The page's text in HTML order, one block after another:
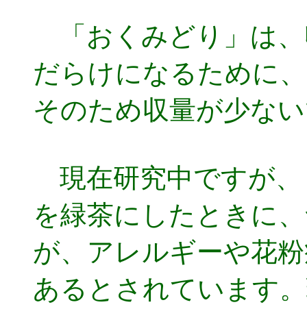
「おくみどり」は
だらけになるために
そのため収量が少な
現在研究中ですが
を緑茶にしたときに
が、アレルギーや花
あるとされています